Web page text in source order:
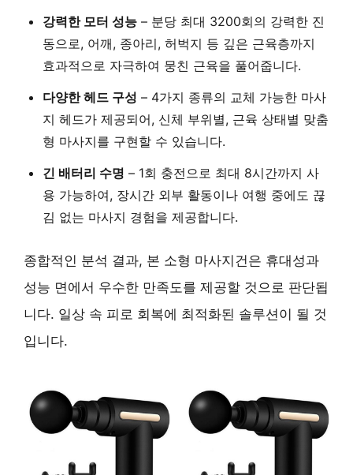
강력한 모터 성능 – 분당 최대 3200회의 강력한 진
동으로, 어깨, 종아리, 허벅지 등 깊은 근육층까지
효과적으로 자극하여 뭉친 근육을 풀어줍니다.
다양한 헤드 구성 – 4가지 종류의 교체 가능한 마사
지 헤드가 제공되어, 신체 부위별, 근육 상태별 맞춤
형 마사지를 구현할 수 있습니다.
긴 배터리 수명 – 1회 충전으로 최대 8시간까지 사
용 가능하여, 장시간 외부 활동이나 여행 중에도 끊
김 없는 마사지 경험을 제공합니다.
종합적인 분석 결과, 본 소형 마사지건은 휴대성과
성능 면에서 우수한 만족도를 제공할 것으로 판단됩
니다. 일상 속 피로 회복에 최적화된 솔루션이 될 것
입니다.